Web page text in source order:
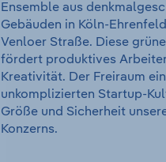
Ensemble aus
Gebäuden in Köln-
Venloer Straße. Diese
fördert produktives
Kreativität. Der Freiraum
unkomplizierten Startup-
Größe und Sicherheit
Konzerns.